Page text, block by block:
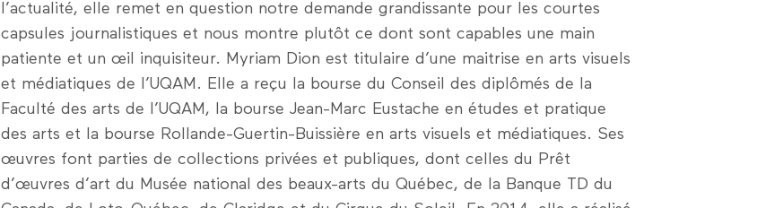
l’actualité, elle remet en question notre demande grandissante pour les courtes
capsules journalistiques et nous montre plutôt ce dont sont capables une main
patiente et un œil inquisiteur. Myriam Dion est titulaire d’une maitrise en arts visuels
et médiatiques de l’UQAM. Elle a reçu la bourse du Conseil des diplômés de la
Faculté des arts de l’UQAM, la bourse Jean-Marc Eustache en études et pratique
des arts et la bourse Rollande-Guertin-Buissière en arts visuels et médiatiques. Ses
œuvres font parties de collections privées et publiques, dont celles du Prêt
d’œuvres d’art du Musée national des beaux-arts du Québec, de la Banque TD du